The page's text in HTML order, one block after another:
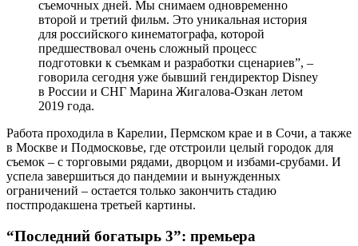
съемочных дней. Мы снимаем одновременно
второй и третий фильм. Это уникальная история
для российского кинематографа, которой
предшествовал очень сложный процесс
подготовки к съемкам и разработки сценариев”, –
говорила сегодня уже бывший гендиректор Disney
в России и СНГ Марина Жигалова-Озкан летом
2019 года.
Работа проходила в Карелии, Пермском крае и в Сочи, а также
в Москве и Подмосковье, где отстроили целый городок для
съемок – с торговыми рядами, дворцом и избами-срубами. И
успела завершиться до пандемии и вынужденных
ограничений – остается только закончить стадию
постпродакшена третьей картины.
“Последний богатырь 3”: премьера